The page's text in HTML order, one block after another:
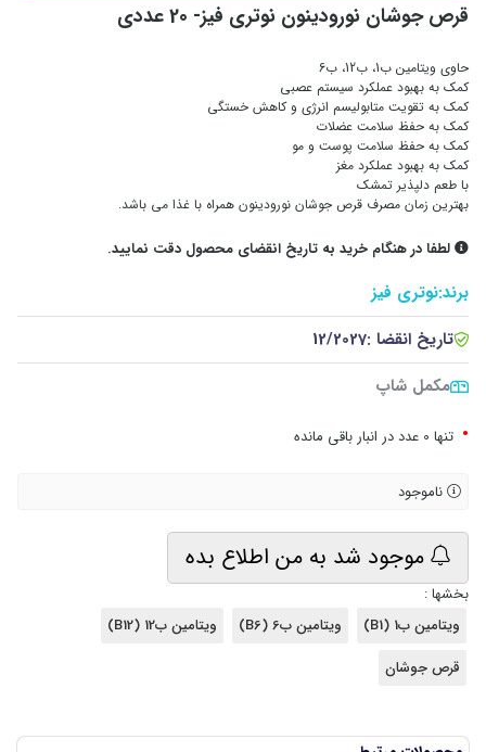
قرص جوشان نورودینون نوتری فیز- 20 عددی
حاوی ویتامین ب1، ب12، ب6
کمک به بهبود عملکرد سیستم عصبی
کمک به تقویت متابولیسم انرژی و کاهش خستگی
کمک به حفظ سلامت عضلات
کمک به حفظ سلامت پوست و مو
کمک به بهبود عملکرد مغز
با طعم دلپذیر تمشک
بهترین زمان مصرف قرص جوشان نورودینون همراه با غذا می باشد.
لطفا در هنگام خرید به تاریخ انقضای محصول دقت نمایید.
برند:نوتری فیز
تاریخ انقضا :12/2027
مکمل شاپ
• تنها 0 عدد در انبار باقی مانده
ناموجود
موجود شد به من اطلاع بده
بخشها :
ویتامین ب1 (B1)
ویتامین ب6 (B6)
ویتامین ب12 (B12)
قرص جوشان